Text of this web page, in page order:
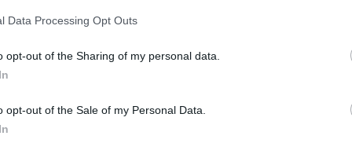
Data Processing Opt Outs
opt-out of the Sharing of my personal data.
opt-out of the Sale of my Personal Data.
τον συνόδευσε σε ταξίδια και επαφές
από τη συνάντηση με τον διάδοχο της
μέχρι επισκέψεις σε Πακιστάν, Μαλαισία
το Bloomberg.
που γνωρίζουν τις εσωτερικές
κόμμα AKP, το θέμα της διαδοχής